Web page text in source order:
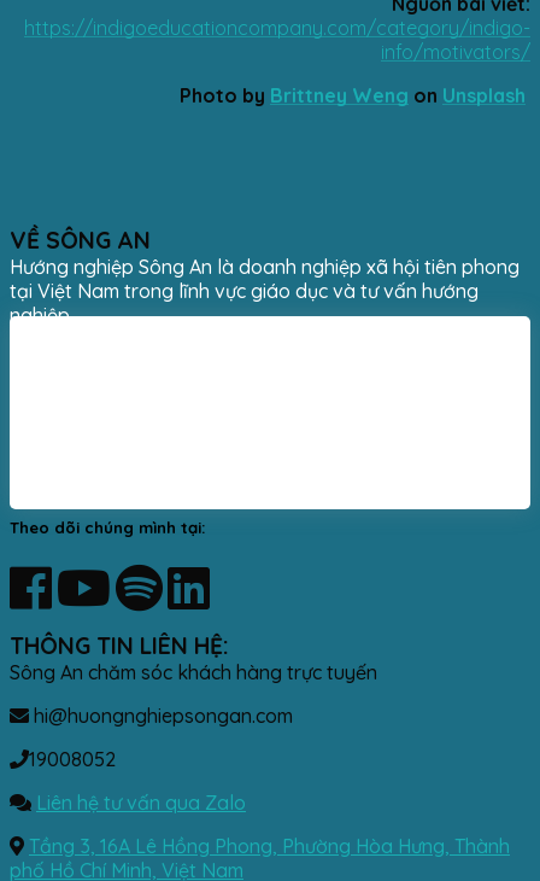
https://indigoeducationcompany.com/category/indigo-
info/motivators/
Photo by Brittney Weng on Unsplash
VỀ SÔNG AN
Hướng nghiệp Sông An là doanh nghiệp xã hội tiên phong
tại Việt Nam trong lĩnh vực giáo dục và tư vấn hướng
nghiệp.
Theo dõi chúng mình tại:
THÔNG TIN LIÊN HỆ:
Sông An chăm sóc khách hàng trực tuyến
hi@huongnghiepsongan.com
19008052
Liên hệ tư vấn qua Zalo
Tầng 3, 16A Lê Hồng Phong, Phường Hòa Hưng, Thành
phố Hồ Chí Minh, Việt Nam